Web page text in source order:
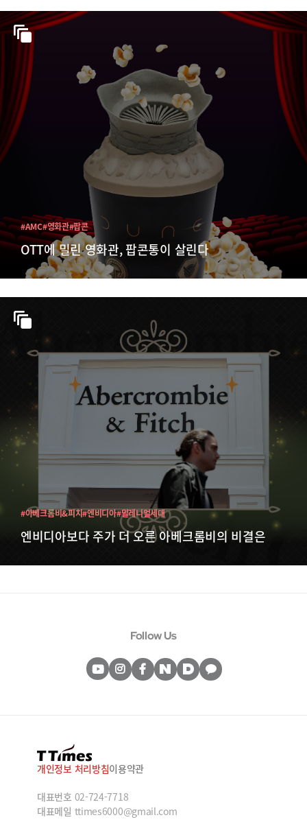
OTT에 밀린 영화관, 팝콘통이 살린다
#AMC#영화관#팝콘
엔비디아보다 주가 더 오른 아베크롬비의 비결은
#아베크롬비&피치#엔비디아#밀레니얼세대
Follow Us
개인정보 처리방침이용약관
대표번호 02-724-7718
대표메일 ttimes6000@gmail.com